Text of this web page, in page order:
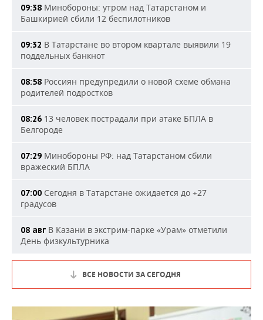
09:38 Минобороны: утром над Татарстаном и
Башкирией сбили 12 беспилотников
09:32 В Татарстане во втором квартале выявили 19
поддельных банкнот
08:58 Россиян предупредили о новой схеме обмана
родителей подростков
08:26 13 человек пострадали при атаке БПЛА в
Белгороде
07:29 Минобороны РФ: над Татарстаном сбили
вражеский БПЛА
07:00 Сегодня в Татарстане ожидается до +27
градусов
08 авг В Казани в экстрим-парке «Урам» отметили
День физкультурника
ВСЕ НОВОСТИ ЗА СЕГОДНЯ